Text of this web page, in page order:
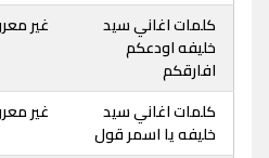
كلمات اغاني سيد
خليفه اودعكم
افارقكم
غير
كلمات اغاني سيد
خليفه يا اسمر قول
غير